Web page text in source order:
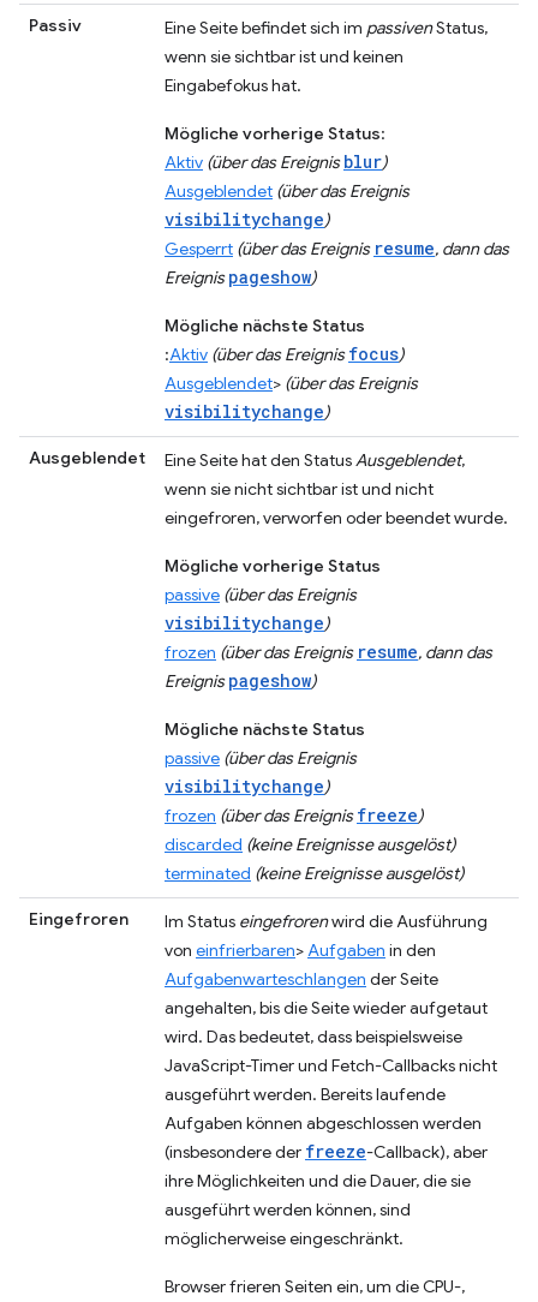
Passiv Eine Seite befindet sich im passivenStatus,
wenn sie sichtbar ist und keinen
Eingabefokus hat.
Mögliche vorherige Status:
Aktiv (über das Ereignisblur)
Ausgeblendet (über das Ereignis
visibilitychange)
Gesperrt (über das Ereignis resume, dann das
Ereignispageshow)
Mögliche nächste Status
:Aktiv (über das Ereignisfocus)
Ausgeblendet> (über das Ereignis
visibilitychange)
Ausgeblendet Eine Seite hat den StatusAusgeblendet,
wenn sie nicht sichtbar ist und nicht
eingefroren, verworfen oder beendet wurde.
Mögliche vorherige Status
passive (über das Ereignis
visibilitychange)
frozen (über das Ereignis resume, dann das
Ereignispageshow)
Mögliche nächste Status
passive (über das Ereignis
visibilitychange)
frozen (über das Ereignisfreeze)
discarded (keine Ereignisse ausgelöst)
terminated (keine Ereignisse ausgelöst)
Eingefroren Im Status eingefrorenwird die Ausführung
von einfrierbaren>Aufgaben in den
Aufgabenwarteschlangen der Seite
angehalten, bis die Seite wieder aufgetaut
wird. Das bedeutet, dass beispielsweise
JavaScript-Timer und Fetch-Callbacks nicht
ausgeführt werden. Bereits laufende
Aufgaben können abgeschlossen werden
(insbesondere der freeze-Callback), aber
ihre Möglichkeiten und die Dauer, die sie
ausgeführt werden können, sind
möglicherweise eingeschränkt.
Browser frieren Seiten ein, um die CPU-,